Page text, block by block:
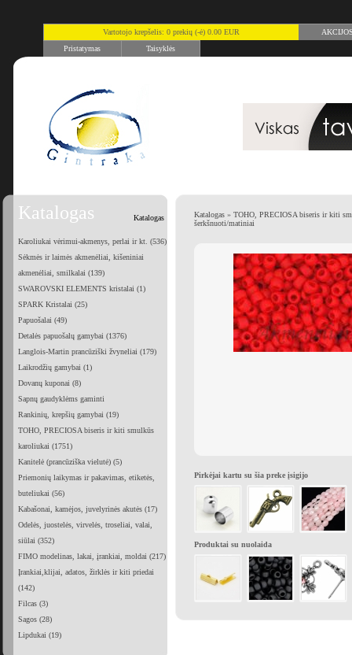
Vartotojo krepšelis: 0 prekių (-ė) 0.00 EUR
Pristatymas
Taisyklės
Katalogas Katalogas
Karoliukai vėrimui-akmenys, perlai ir kt. (536)
Sėkmės ir laimės akmenėliai, kišeniniai
akmenėliai, smilkalai (139)
SWAROVSKI ELEMENTS kristalai (1)
SPARK Kristalai (25)
Papuošalai (49)
Detalės papuošalų gamybai (1376)
Langlois-Martin prancūziški žvyneliai (179)
Laikrodžių gamybai (1)
Dovanų kuponai (8)
Sapnų gaudyklėms gaminti
Rankinių, krepšių gamybai (19)
TOHO, PRECIOSA biseris ir kiti smulkūs
karoliukai (1751)
Kanitelė (prancūziška vielutė) (5)
Priemonių laikymas ir pakavimas, etiketės,
buteliukai (56)
Kabašonai, kamėjos, juvelyrinės akutės (17)
Odelės, juostelės, virvelės, troseliai, valai,
siūlai (352)
FIMO modelinas, lakai, įrankiai, moldai (217)
Įrankiai,klijai, adatos, žirklės ir kiti priedai
(142)
Filcas (3)
Sagos (28)
Lipdukai (19)
Katalogas » TOHO, PRECIOSA biseris ir kiti
šerkšnuoti/matiniai
Pirkėjai kartu su šia preke įsigijo
Produktai su nuolaida